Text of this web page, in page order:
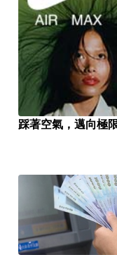
踩著空氣，邁向極